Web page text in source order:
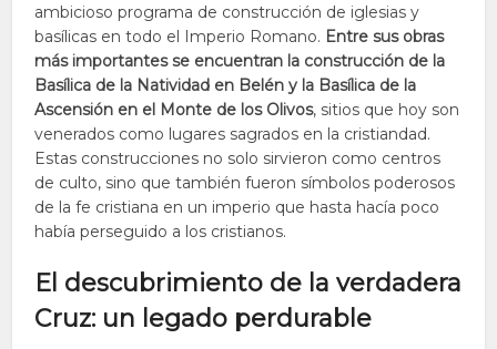
ambicioso programa de construcción de iglesias y
basílicas en todo el Imperio Romano. Entre sus obras
más importantes se encuentran la construcción de la
Basílica de la Natividad en Belén y la Basílica de la
Ascensión en el Monte de los Olivos, sitios que hoy son
venerados como lugares sagrados en la cristiandad.
Estas construcciones no solo sirvieron como centros
de culto, sino que también fueron símbolos poderosos
de la fe cristiana en un imperio que hasta hacía poco
había perseguido a los cristianos.
El descubrimiento de la verdadera
Cruz: un legado perdurable